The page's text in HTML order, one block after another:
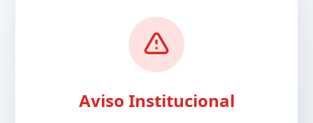
Aviso Institucional